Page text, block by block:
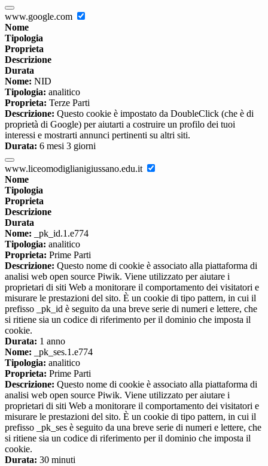
www.google.com
Nome
Tipologia
Proprieta
Descrizione
Durata
Nome: NID
Tipologia: analitico
Proprieta: Terze Parti
Descrizione: Questo cookie è impostato da DoubleClick (che è di
proprietà di Google) per aiutarti a costruire un profilo dei tuoi
interessi e mostrarti annunci pertinenti su altri siti.
Durata: 6 mesi 3 giorni
www.liceomodiglianigiussano.edu.it
Nome
Tipologia
Proprieta
Descrizione
Durata
Nome: _pk_id.1.e774
Tipologia: analitico
Proprieta: Prime Parti
Descrizione: Questo nome di cookie è associato alla piattaforma di
analisi web open source Piwik. Viene utilizzato per aiutare i
proprietari di siti Web a monitorare il comportamento dei visitatori e
misurare le prestazioni del sito. È un cookie di tipo pattern, in cui il
prefisso _pk_id è seguito da una breve serie di numeri e lettere, che
si ritiene sia un codice di riferimento per il dominio che imposta il
cookie.
Durata: 1 anno
Nome: _pk_ses.1.e774
Tipologia: analitico
Proprieta: Prime Parti
Descrizione: Questo nome di cookie è associato alla piattaforma di
analisi web open source Piwik. Viene utilizzato per aiutare i
proprietari di siti Web a monitorare il comportamento dei visitatori e
misurare le prestazioni del sito. È un cookie di tipo pattern, in cui il
prefisso _pk_ses è seguito da una breve serie di numeri e lettere, che
si ritiene sia un codice di riferimento per il dominio che imposta il
cookie.
Durata: 30 minuti